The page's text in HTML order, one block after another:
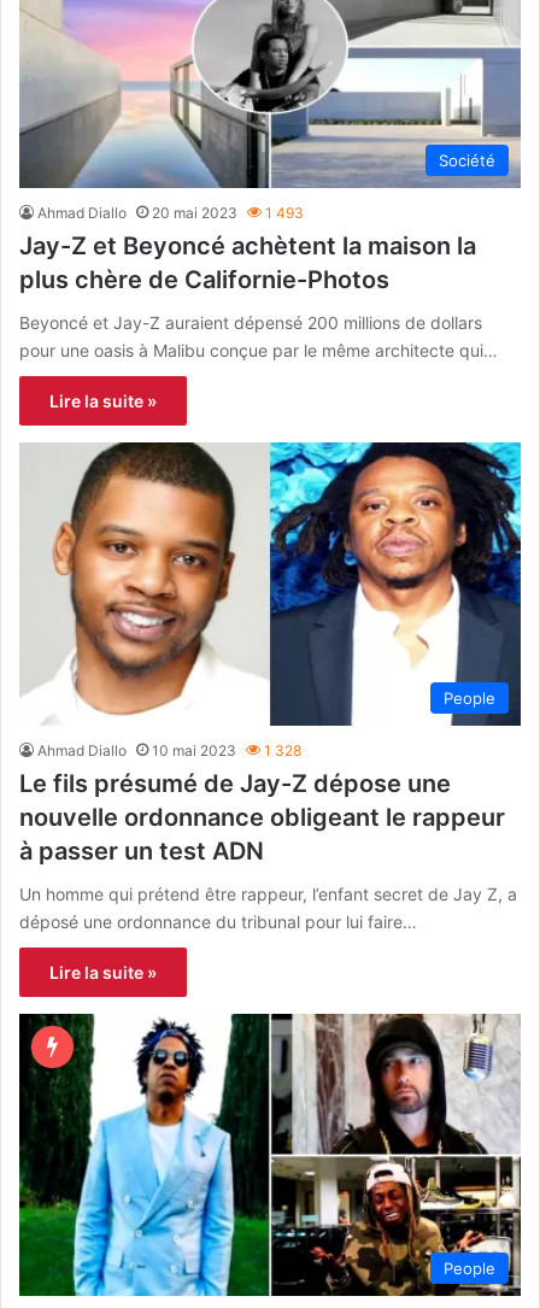
Société
Ahmad Diallo 20 mai 2023 1 493
Jay-Z et Beyoncé achètent la maison la
plus chère de Californie-Photos
Beyoncé et Jay-Z auraient dépensé 200 millions de dollars
pour une oasis à Malibu conçue par le même architecte qui…
Lire la suite »
People
Ahmad Diallo 10 mai 2023 1 328
Le fils présumé de Jay-Z dépose une
nouvelle ordonnance obligeant le rappeur
à passer un test ADN
Un homme qui prétend être rappeur, l’enfant secret de Jay Z, a
déposé une ordonnance du tribunal pour lui faire…
Lire la suite »
People